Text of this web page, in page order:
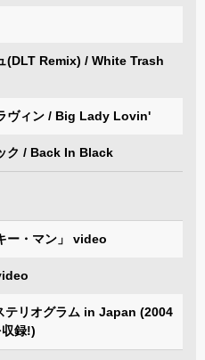
(DLT Remix) / White Trash
ヴィン / Big Lady Lovin'
ク / Back In Black
ー・マン」 video
テリオグラム in Japan (2004
録!)